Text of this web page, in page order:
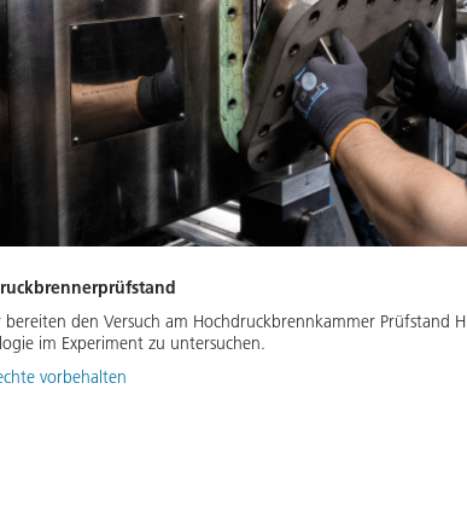
den Versuch am Hochdruckbrennkammer Prüfstand
im Experiment zu untersuchen.
vorbehalten